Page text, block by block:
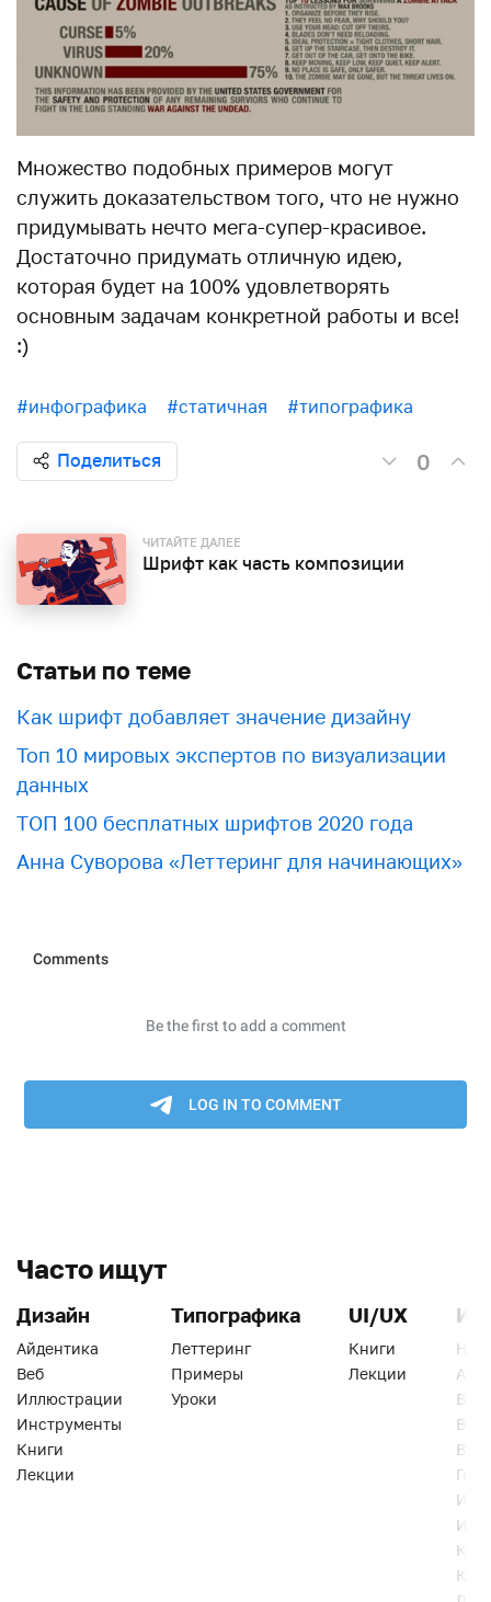
Множество подобных примеров могут
служить доказательством того, что не нужно
придумывать нечто мега-супер-красивое.
Достаточно придумать отличную идею,
которая будет на 100% удовлетворять
основным задачам конкретной работы и все!
:)
#инфографика #статичная #типографика
Поделиться 0
ЧИТАЙТЕ ДАЛЕЕ
Шрифт как часть композиции
Статьи по теме
Как шрифт добавляет значение дизайну
Топ 10 мировых экспертов по визуализации
данных
ТОП 100 бесплатных шрифтов 2020 года
Анна Суворова «Леттеринг для начинающих»
Часто ищут
Дизайн
Айдентика
Веб
Иллюстрации
Инструменты
Книги
Лекции
Типографика
Леттеринг
Примеры
Уроки
UI/UX
Книги
Лекции
Веб